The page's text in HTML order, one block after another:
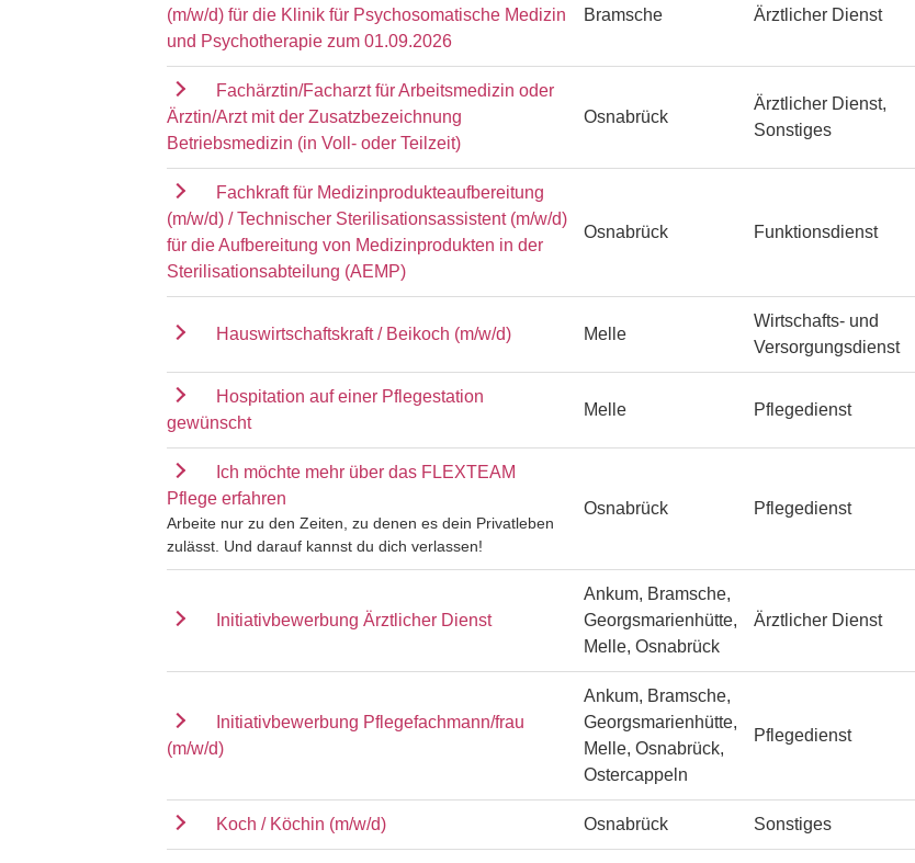
(m/w/d) für die Klinik für Psychosomatische Medizin
und Psychotherapie zum 01.09.2026
Bramsche Ärztlicher Dienst
Fachärztin/Facharzt für Arbeitsmedizin oder
Ärztin/Arzt mit der Zusatzbezeichnung
Betriebsmedizin (in Voll- oder Teilzeit)
Osnabrück
Ärztlicher Dienst,
Sonstiges
Fachkraft für Medizinprodukteaufbereitung
(m/w/d) / Technischer Sterilisationsassistent (m/w/d)
für die Aufbereitung von Medizinprodukten in der
Sterilisationsabteilung (AEMP)
Osnabrück Funktionsdienst
Hauswirtschaftskraft / Beikoch (m/w/d) Melle
Wirtschafts- und
Versorgungsdienst
Hospitation auf einer Pflegestation
gewünscht
Melle Pflegedienst
Ich möchte mehr über das FLEXTEAM
Pflege erfahren
Arbeite nur zu den Zeiten, zu denen es dein Privatleben
zulässt. Und darauf kannst du dich verlassen!
Osnabrück Pflegedienst
Initiativbewerbung Ärztlicher Dienst
Ankum, Bramsche,
Georgsmarienhütte,
Melle, Osnabrück
Ärztlicher Dienst
Initiativbewerbung Pflegefachmann/frau
(m/w/d)
Ankum, Bramsche,
Georgsmarienhütte,
Melle, Osnabrück,
Ostercappeln
Pflegedienst
Koch / Köchin (m/w/d) Osnabrück Sonstiges